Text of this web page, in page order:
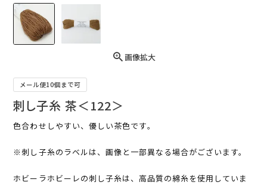
画像拡大
メール便10個まで可
刺し子糸 茶＜122＞
色合わせしやすい、優しい茶色です｡
※刺し子糸のラベルは、画像と一部異なる場合がございます。
ホビーラホビーレの刺し子糸は、高品質の綿糸を使用していま